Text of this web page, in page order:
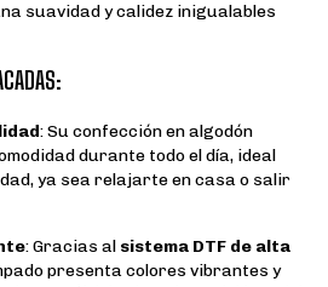
suavidad y calidez inigualables
: Su confección en algodón
durante todo el día, ideal
ya sea relajarte en casa o salir
: Gracias al sistema DTF de alta
presenta colores vibrantes y